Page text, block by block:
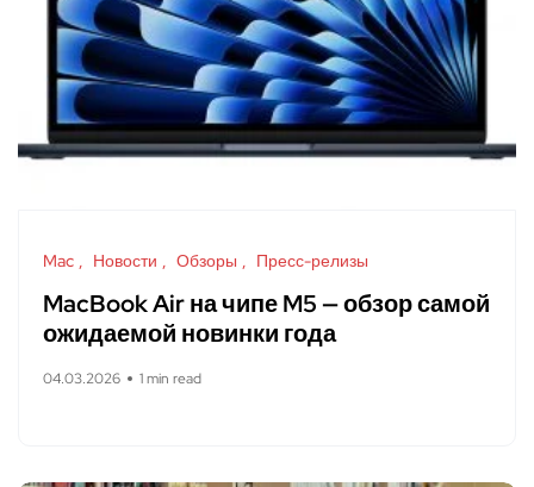
Mac Новости Обзоры Пресс-релизы
MacBook Air на чипе M5 — обзор самой
ожидаемой новинки года
04.03.2026 1 min read